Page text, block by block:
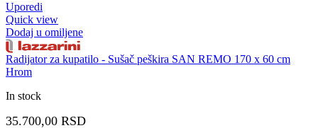
Uporedi
Quick view
Dodaj u omiljene
Radijator za kupatilo - Sušač peškira SAN REMO 170 x 60 cm
Hrom
In stock
35.700,00 RSD